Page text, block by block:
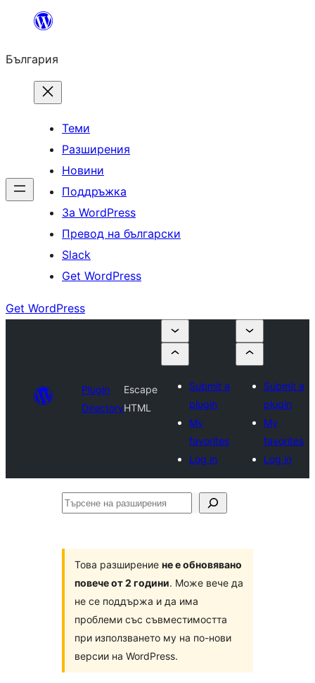
България
Теми
Разширения
Новини
Поддръжка
За WordPress
Превод на български
Slack
Get WordPress
Get WordPress
Plugin
Directory
Escape
HTML
Submit a
plugin
My
favorites
Log in
Submit a
plugin
My
favorites
Log in
Търсене
Това разширение не е обновявано
повече от 2 години. Може вече да
не се поддържа и да има
проблеми със съвместимостта
при използването му на по-нови
версии на WordPress.